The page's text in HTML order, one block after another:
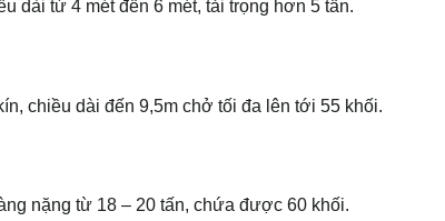
dài từ 4 mét đến 6 mét, tải trọng hơn 5 tấn.
chiều dài đến 9,5m chở tối đa lên tới 55 khối.
nặng từ 18 – 20 tấn, chứa được 60 khối.